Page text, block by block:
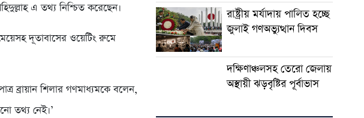
এ তথ্য নিশ্চিত করেছেন।
দূতাবাসের ওয়েটিং রুমে
ব্রায়ান শিলার গণমাধ্যমকে বলেন,
তথ্য নেই।’
রাষ্ট্রীয় মর্যাদায় পালিত হচ্ছে
জুলাই গণঅভ্যুত্থান দিবস
দক্ষিণাঞ্চলসহ তেরো জেলায়
অস্থায়ী ঝড়বৃষ্টির পূর্বাভাস